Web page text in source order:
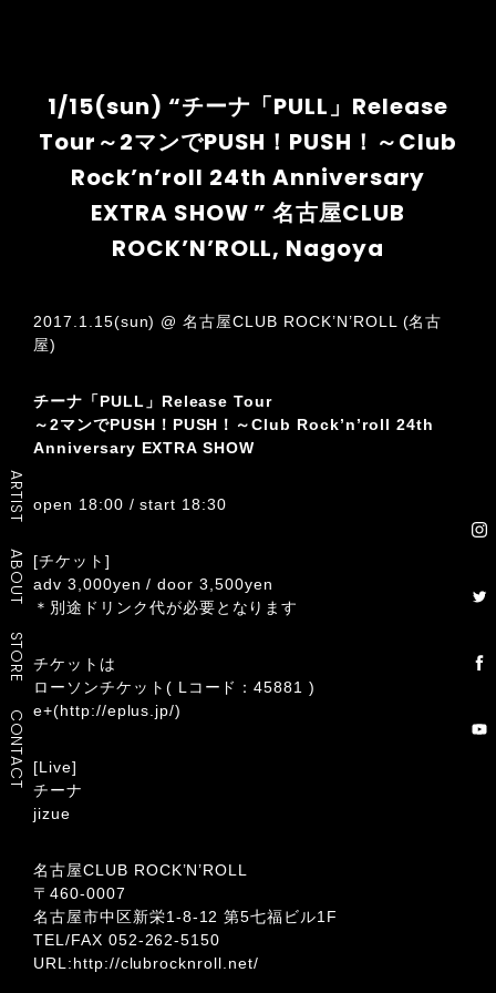
ARTIST
ABOUT
STORE
CONTACT
1/15(sun) “チーナ「PULL」Release
Tour～2マンでPUSH！PUSH！～Club
Rock’n’roll 24th Anniversary
EXTRA SHOW ” 名古屋CLUB
ROCK’N’ROLL, Nagoya
2017.1.15(sun) @ 名古屋CLUB ROCK’N’ROLL (名古
屋)
チーナ「PULL」Release Tour
～2マンでPUSH！PUSH！～Club Rock’n’roll 24th
Anniversary EXTRA SHOW
open 18:00 / start 18:30
[チケット]
adv 3,000yen / door 3,500yen
＊別途ドリンク代が必要となります
チケットは
ローソンチケット( Lコード：45881 )
e+(http://eplus.jp/)
[Live]
チーナ
jizue
名古屋CLUB ROCK’N’ROLL
〒460-0007
名古屋市中区新栄1-8-12 第5七福ビル1F
TEL/FAX 052-262-5150
URL:http://clubrocknroll.net/